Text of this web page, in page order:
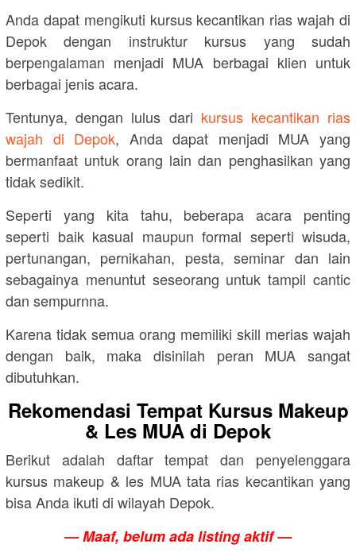
Anda dapat mengikuti kursus kecantikan rias wajah di
Depok dengan instruktur kursus yang sudah
berpengalaman menjadi MUA berbagai klien untuk
berbagai jenis acara.
Tentunya, dengan lulus dari kursus kecantikan rias
wajah di Depok, Anda dapat menjadi MUA yang
bermanfaat untuk orang lain dan penghasilkan yang
tidak sedikit.
Seperti yang kita tahu, beberapa acara penting
seperti baik kasual maupun formal seperti wisuda,
pertunangan, pernikahan, pesta, seminar dan lain
sebagainya menuntut seseorang untuk tampil cantic
dan sempurnna.
Karena tidak semua orang memiliki skill merias wajah
dengan baik, maka disinilah peran MUA sangat
dibutuhkan.
Rekomendasi Tempat Kursus Makeup
& Les MUA di Depok
Berikut adalah daftar tempat dan penyelenggara
kursus makeup & les MUA tata rias kecantikan yang
bisa Anda ikuti di wilayah Depok.
— Maaf, belum ada listing aktif —